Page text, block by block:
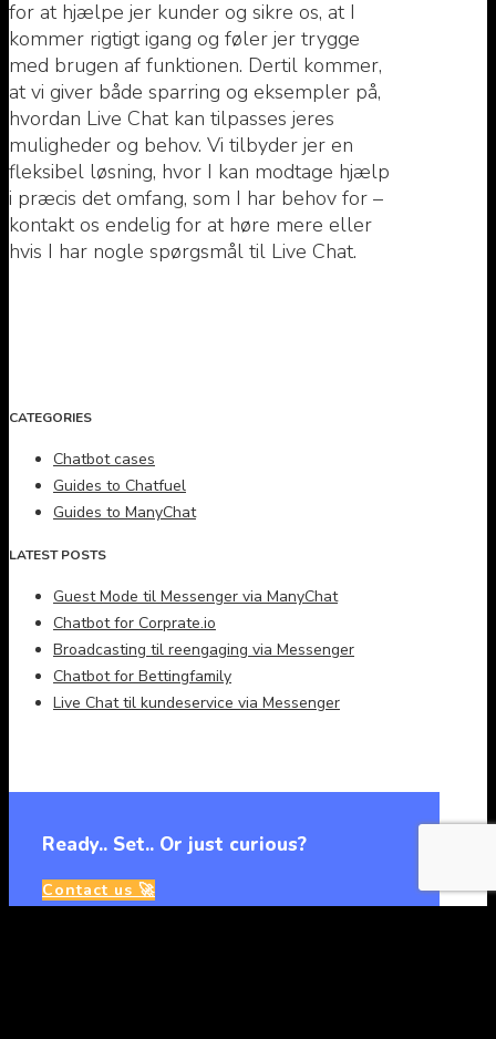
for at hjælpe jer kunder og sikre os, at I
kommer rigtigt igang og føler jer trygge
med brugen af funktionen. Dertil kommer,
at vi giver både sparring og eksempler på,
hvordan Live Chat kan tilpasses jeres
muligheder og behov. Vi tilbyder jer en
fleksibel løsning, hvor I kan modtage hjælp
i præcis det omfang, som I har behov for –
kontakt os endelig for at høre mere eller
hvis I har nogle spørgsmål til Live Chat.
CATEGORIES
Chatbot cases
Guides to Chatfuel
Guides to ManyChat
LATEST POSTS
Guest Mode til Messenger via ManyChat
Chatbot for Corprate.io
Broadcasting til reengaging via Messenger
Chatbot for Bettingfamily
Live Chat til kundeservice via Messenger
Ready.. Set.. Or just curious?
Contact us 🚀